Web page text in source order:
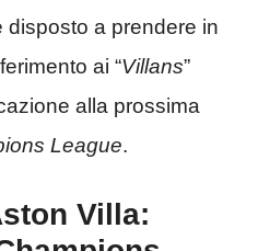
disposto a prendere in
ai “Villans”
alla prossima
League.
Villa: